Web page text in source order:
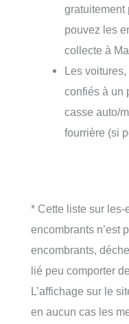
gratuitement
pouvez les
collecte à
Les
confiés à un
casse auto/
fourrière (si
* Cette liste sur
encombrants n’est
encombrants,
lié peu comporter
L’affichage sur le
en aucun cas les